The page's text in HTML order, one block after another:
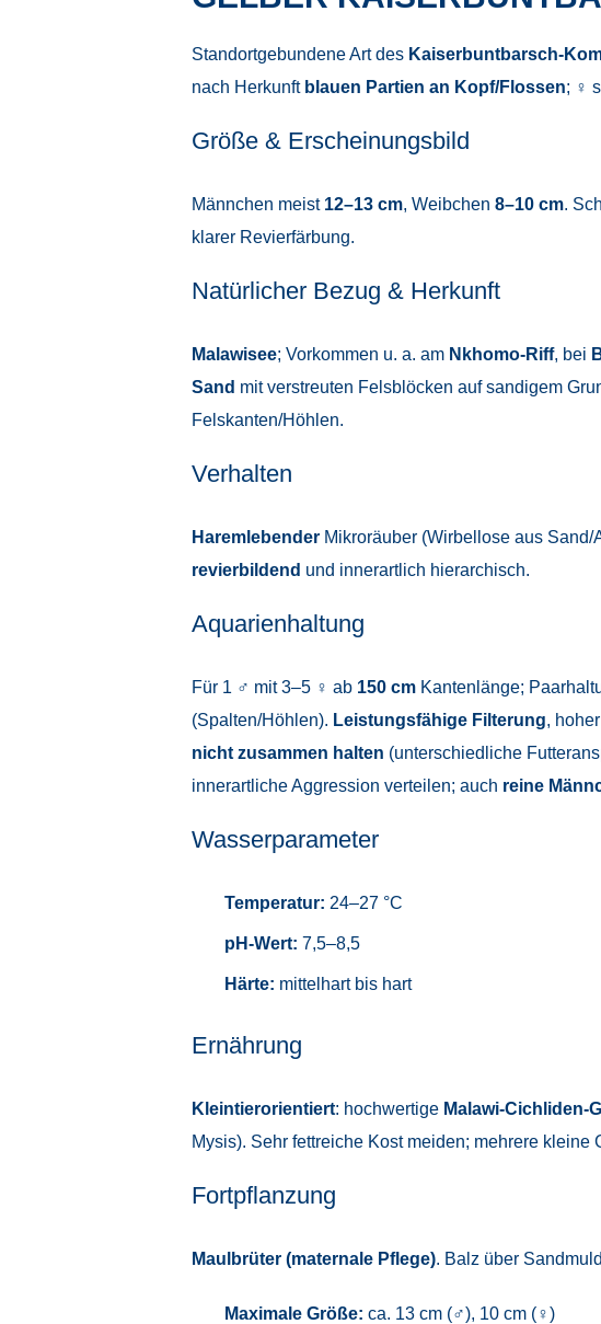
Standortgebundene Art des Kaiserbuntbarsch-
nach Herkunft blauen Partien an Kopf/Flossen; ♀
Größe & Erscheinungsbild
Männchen meist 12–13 cm, Weibchen 8–10 cm.
klarer Revierfärbung.
Natürlicher Bezug & Herkunft
Malawisee; Vorkommen u. a. am Nkhomo-Riff, bei
Sand mit verstreuten Felsblöcken auf sandigem
Felskanten/Höhlen.
Verhalten
HaremlebenderMikroräuber (Wirbellose aus Sand/
revierbildend und innerartlich hierarchisch.
Aquarienhaltung
Für 1 ♂ mit 3–5 ♀ ab 150 cmKantenlänge;
(Spalten/Höhlen). Leistungsfähige Filterung,
nicht zusammen halten (unterschiedliche
innerartliche Aggression verteilen; auch reine
Wasserparameter
Temperatur: 24–27 °C
pH-Wert: 7,5–8,5
Härte: mittelhart bis hart
Ernährung
Kleintierorientiert: hochwertige Malawi-Cichliden-
Mysis). Sehr fettreiche Kost meiden; mehrere kleine
Fortpflanzung
Maulbrüter (maternale Pflege). Balz über
Maximale Größe: ca. 13 cm (♂), 10 cm (♀)